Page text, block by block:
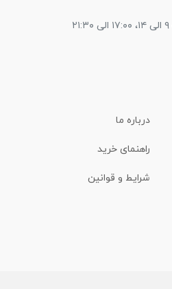
درباره ما
راهنمای خرید
شرایط و قوانین